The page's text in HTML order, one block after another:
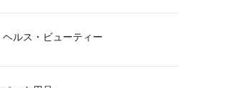
ヘルス・ビューティー